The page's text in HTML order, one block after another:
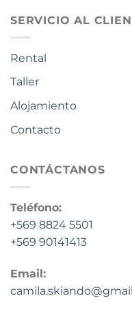
SERVICIO AL
Rental
Taller
Alojamiento
Contacto
CONTÁCTANOS
Teléfono:
+569 8824 5501
+569 90141413
Email: